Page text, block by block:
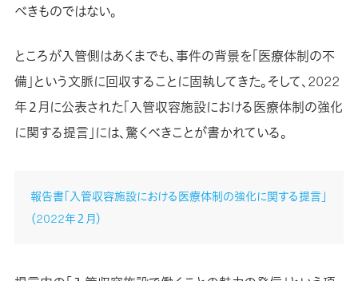
べきものではない。
ところが入管側はあくまでも、事件の背景を「医療体制の不
備」という文脈に回収することに固執してきた。そして、2022
年２月に公表された「入管収容施設における医療体制の強化
に関する提言」には、驚くべきことが書かれている。
報告書「入管収容施設における医療体制の強化に関する提言」
（2022年２月）